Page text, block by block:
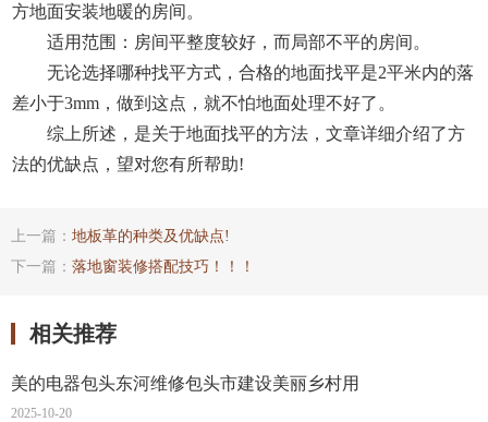
方地面安装地暖的房间。
适用范围：房间平整度较好，而局部不平的房间。
无论选择哪种找平方式，合格的地面找平是2平米内的落
差小于3mm，做到这点，就不怕地面处理不好了。
综上所述，是关于地面找平的方法，文章详细介绍了方
法的优缺点，望对您有所帮助!
上一篇： 地板革的种类及优缺点!
下一篇： 落地窗装修搭配技巧！！！
相关推荐
美的电器包头东河维修包头市建设美丽乡村用
2025-10-20